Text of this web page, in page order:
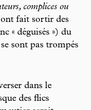
complices ou
fait sortir des
« déguisés ») du
sont pas trompés
dans le
des flics